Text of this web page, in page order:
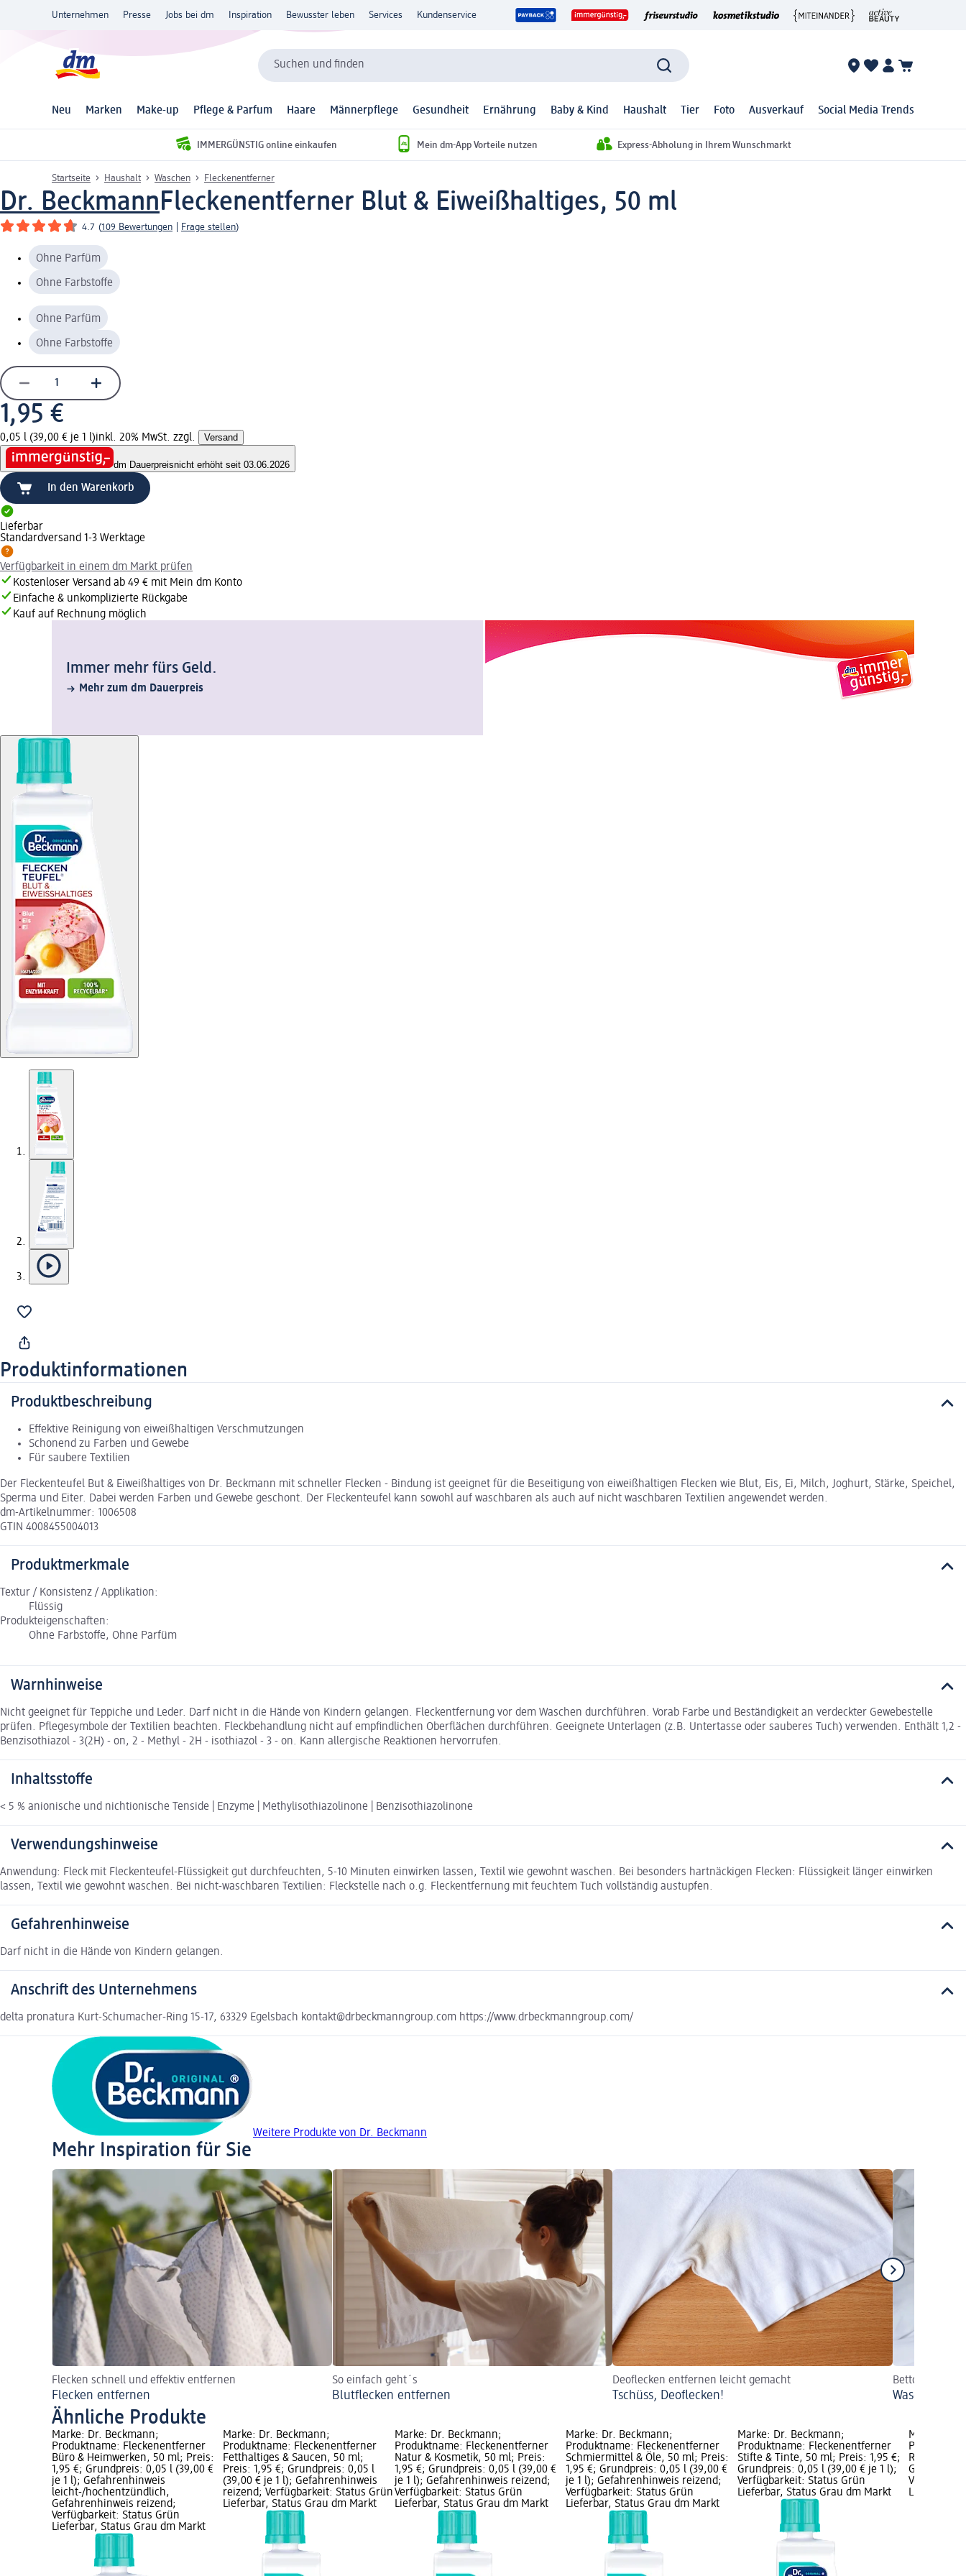
Unternehmen Presse Jobs bei dm Inspiration Bewusster leben Services Kundenservice
Suchen und finden
Neu Marken Make-up Pflege & Parfum Haare Männerpflege Gesundheit Ernährung Baby & Kind Haushalt Tier Foto Ausverkauf Social Media Trends
IMMERGÜNSTIG online einkaufen Mein dm-App Vorteile nutzen Express-Abholung in Ihrem Wunschmarkt
Startseite Haushalt Waschen Fleckenentferner
Dr. BeckmannFleckenentferner Blut & Eiweißhaltiges, 50 ml
4.7 (109 Bewertungen Frage stellen)
Ohne Parfüm
Ohne Farbstoffe
Ohne Parfüm
Ohne Farbstoffe
1,95 €
0,05 l (39,00 € je 1 l)inkl. 20% MwSt. zzgl. Versand
dm Dauerpreisnicht erhöht seit 03.06.2026
In den Warenkorb
Lieferbar
Standardversand 1-3 Werktage
Verfügbarkeit in einem dm Markt prüfen
Kostenloser Versand ab 49 € mit Mein dm Konto
Einfache & unkomplizierte Rückgabe
Kauf auf Rechnung möglich
Immer mehr fürs Geld.
Mehr zum dm Dauerpreis
Produktinformationen
Produktbeschreibung
Effektive Reinigung von eiweißhaltigen Verschmutzungen
Schonend zu Farben und Gewebe
Für saubere Textilien
Der Fleckenteufel But & Eiweißhaltiges von Dr. Beckmann mit schneller Flecken - Bindung ist geeignet für die Beseitigung von eiweißhaltigen Flecken wie Blut, Eis, Ei, Milch, Joghurt, Stärke, Speichel,
Sperma und Eiter. Dabei werden Farben und Gewebe geschont. Der Fleckenteufel kann sowohl auf waschbaren als auch auf nicht waschbaren Textilien angewendet werden.
dm-Artikelnummer: 1006508
GTIN 4008455004013
Produktmerkmale
Textur / Konsistenz / Applikation:
Flüssig
Produkteigenschaften:
Ohne Farbstoffe, Ohne Parfüm
Warnhinweise
Nicht geeignet für Teppiche und Leder. Darf nicht in die Hände von Kindern gelangen. Fleckentfernung vor dem Waschen durchführen. Vorab Farbe und Beständigkeit an verdeckter Gewebestelle
prüfen. Pflegesymbole der Textilien beachten. Fleckbehandlung nicht auf empfindlichen Oberflächen durchführen. Geeignete Unterlagen (z.B. Untertasse oder sauberes Tuch) verwenden. Enthält 1,2 -
Benzisothiazol - 3(2H) - on, 2 - Methyl - 2H - isothiazol - 3 - on. Kann allergische Reaktionen hervorrufen.
Inhaltsstoffe
< 5 % anionische und nichtionische Tenside | Enzyme | Methylisothiazolinone | Benzisothiazolinone
Verwendungshinweise
Anwendung: Fleck mit Fleckenteufel-Flüssigkeit gut durchfeuchten, 5-10 Minuten einwirken lassen, Textil wie gewohnt waschen. Bei besonders hartnäckigen Flecken: Flüssigkeit länger einwirken
lassen, Textil wie gewohnt waschen. Bei nicht-waschbaren Textilien: Fleckstelle nach o.g. Fleckentfernung mit feuchtem Tuch vollständig austupfen.
Gefahrenhinweise
Darf nicht in die Hände von Kindern gelangen.
Anschrift des Unternehmens
delta pronatura Kurt-Schumacher-Ring 15-17, 63329 Egelsbach kontakt@drbeckmanngroup.com https://www.drbeckmanngroup.com/
Weitere Produkte von Dr. Beckmann
Mehr Inspiration für Sie
Flecken schnell und effektiv entfernen
Flecken entfernen
So einfach geht´s
Blutflecken entfernen
Deoflecken entfernen leicht gemacht
Tschüss, Deoflecken!
Bettdecke
Waschen
Ähnliche Produkte
Marke: Dr. Beckmann;
Produktname: Fleckenentferner
Büro & Heimwerken, 50 ml; Preis:
1,95 €; Grundpreis: 0,05 l (39,00 €
je 1 l); Gefahrenhinweis
leicht-/hochentzündlich,
Gefahrenhinweis reizend;
Verfügbarkeit: Status Grün
Lieferbar, Status Grau dm Markt
Marke: Dr. Beckmann;
Produktname: Fleckenentferner
Fetthaltiges & Saucen, 50 ml;
Preis: 1,95 €; Grundpreis: 0,05 l
(39,00 € je 1 l); Gefahrenhinweis
reizend; Verfügbarkeit: Status Grün
Lieferbar, Status Grau dm Markt
Marke: Dr. Beckmann;
Produktname: Fleckenentferner
Natur & Kosmetik, 50 ml; Preis:
1,95 €; Grundpreis: 0,05 l (39,00 €
je 1 l); Gefahrenhinweis reizend;
Verfügbarkeit: Status Grün
Lieferbar, Status Grau dm Markt
Marke: Dr. Beckmann;
Produktname: Fleckenentferner
Schmiermittel & Öle, 50 ml; Preis:
1,95 €; Grundpreis: 0,05 l (39,00 €
je 1 l); Gefahrenhinweis reizend;
Verfügbarkeit: Status Grün
Lieferbar, Status Grau dm Markt
Marke: Dr. Beckmann;
Produktname: Fleckenentferner
Stifte & Tinte, 50 ml; Preis: 1,95 €;
Grundpreis: 0,05 l (39,00 € je 1 l);
Verfügbarkeit: Status Grün
Lieferbar, Status Grau dm Markt
Marke: Dr.
Rost &
Lieferbar,